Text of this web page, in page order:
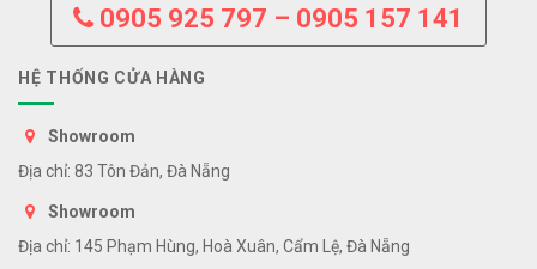
0905 925 797 – 0905 157 141
HỆ THỐNG CỬA HÀNG
Showroom
Địa chỉ: 83 Tôn Đản, Đà Nẵng
Showroom
Địa chỉ: 145 Phạm Hùng, Hoà Xuân, Cẩm Lệ, Đà Nẵng